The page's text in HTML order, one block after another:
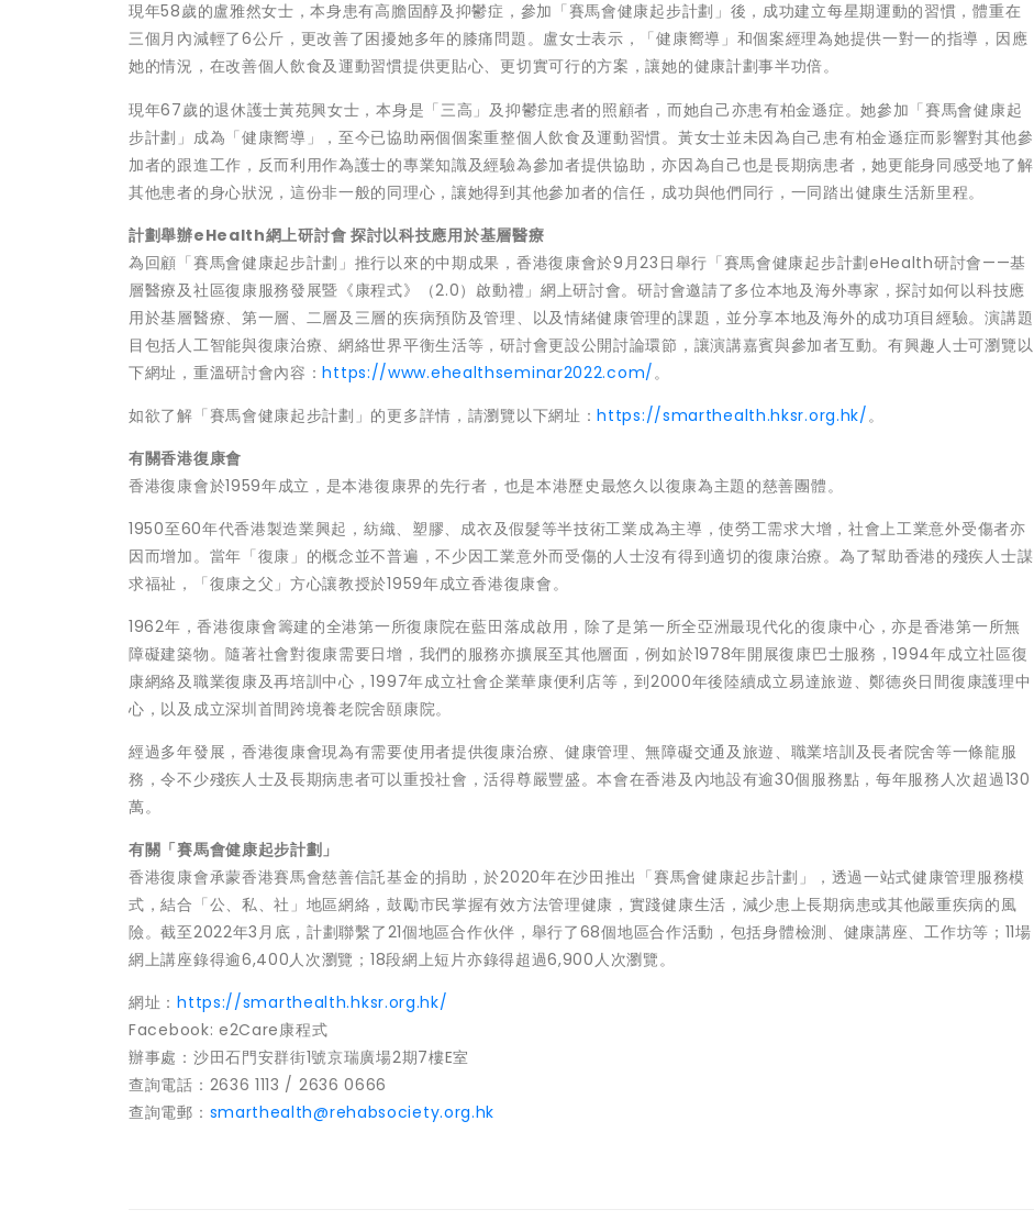
現年58歲的盧雅然女士，本身患有高膽固醇及抑鬱症，參加「賽馬會健康起步計劃」後，成功建立每星期運動的習慣，體重在
三個月內減輕了6公斤，更改善了困擾她多年的膝痛問題。盧女士表示，「健康嚮導」和個案經理為她提供一對一的指導，因應
她的情況，在改善個人飲食及運動習慣提供更貼心、更切實可行的方案，讓她的健康計劃事半功倍。
現年67歲的退休護士黃苑興女士，本身是「三高」及抑鬱症患者的照顧者，而她自己亦患有柏金遜症。她參加「賽馬會健康起
步計劃」成為「健康嚮導」，至今已協助兩個個案重整個人飲食及運動習慣。黃女士並未因為自己患有柏金遜症而影響對其他參
加者的跟進工作，反而利用作為護士的專業知識及經驗為參加者提供協助，亦因為自己也是長期病患者，她更能身同感受地了解
其他患者的身心狀況，這份非一般的同理心，讓她得到其他參加者的信任，成功與他們同行，一同踏出健康生活新里程。
計劃舉辦eHealth網上研討會 探討以科技應用於基層醫療
為回顧「賽馬會健康起步計劃」推行以來的中期成果，香港復康會於9月23日舉行「賽馬會健康起步計劃eHealth研討會——基
層醫療及社區復康服務發展暨《康程式》（2.0）啟動禮」網上研討會。研討會邀請了多位本地及海外專家，探討如何以科技應
用於基層醫療、第一層、二層及三層的疾病預防及管理、以及情緒健康管理的課題，並分享本地及海外的成功項目經驗。演講題
目包括人工智能與復康治療、網絡世界平衡生活等，研討會更設公開討論環節，讓演講嘉賓與參加者互動。有興趣人士可瀏覽以
下網址，重溫研討會內容：https://www.ehealthseminar2022.com/。
如欲了解「賽馬會健康起步計劃」的更多詳情，請瀏覽以下網址：https://smarthealth.hksr.org.hk/。
有關香港復康會
香港復康會於1959年成立，是本港復康界的先行者，也是本港歷史最悠久以復康為主題的慈善團體。
1950至60年代香港製造業興起，紡織、塑膠、成衣及假髮等半技術工業成為主導，使勞工需求大增，社會上工業意外受傷者亦
因而增加。當年「復康」的概念並不普遍，不少因工業意外而受傷的人士沒有得到適切的復康治療。為了幫助香港的殘疾人士謀
求福祉，「復康之父」方心讓教授於1959年成立香港復康會。
1962年，香港復康會籌建的全港第一所復康院在藍田落成啟用，除了是第一所全亞洲最現代化的復康中心，亦是香港第一所無
障礙建築物。隨著社會對復康需要日增，我們的服務亦擴展至其他層面，例如於1978年開展復康巴士服務，1994年成立社區復
康網絡及職業復康及再培訓中心，1997年成立社會企業華康便利店等，到2000年後陸續成立易達旅遊、鄭德炎日間復康護理中
心，以及成立深圳首間跨境養老院舍頤康院。
經過多年發展，香港復康會現為有需要使用者提供復康治療、健康管理、無障礙交通及旅遊、職業培訓及長者院舍等一條龍服
務，令不少殘疾人士及長期病患者可以重投社會，活得尊嚴豐盛。本會在香港及內地設有逾30個服務點，每年服務人次超過130
萬。
有關 「賽馬會健康起步計劃」
香港復康會承蒙香港賽馬會慈善信託基金的捐助，於2020年在沙田推出「賽馬會健康起步計劃」，透過一站式健康管理服務模
式，結合「公、私、社」地區網絡，鼓勵市民掌握有效方法管理健康，實踐健康生活，減少患上長期病患或其他嚴重疾病的風
險。截至2022年3月底，計劃聯繫了21個地區合作伙伴，舉行了68個地區合作活動，包括身體檢測、健康講座、工作坊等；11場
網上講座錄得逾6,400人次瀏覽；18段網上短片亦錄得超過6,900人次瀏覽。
網址：https://smarthealth.hksr.org.hk/
Facebook: e2Care康程式
辦事處：沙田石門安群街1號京瑞廣場2期7樓E室
查詢電話：2636 1113 / 2636 0666
查詢電郵： smarthealth@rehabsociety.org.hk